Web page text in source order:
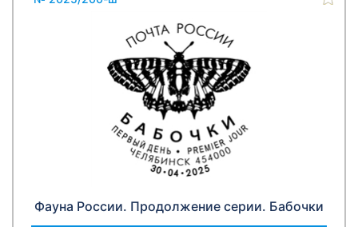
Фауна России. Продолжение серии. Бабочки